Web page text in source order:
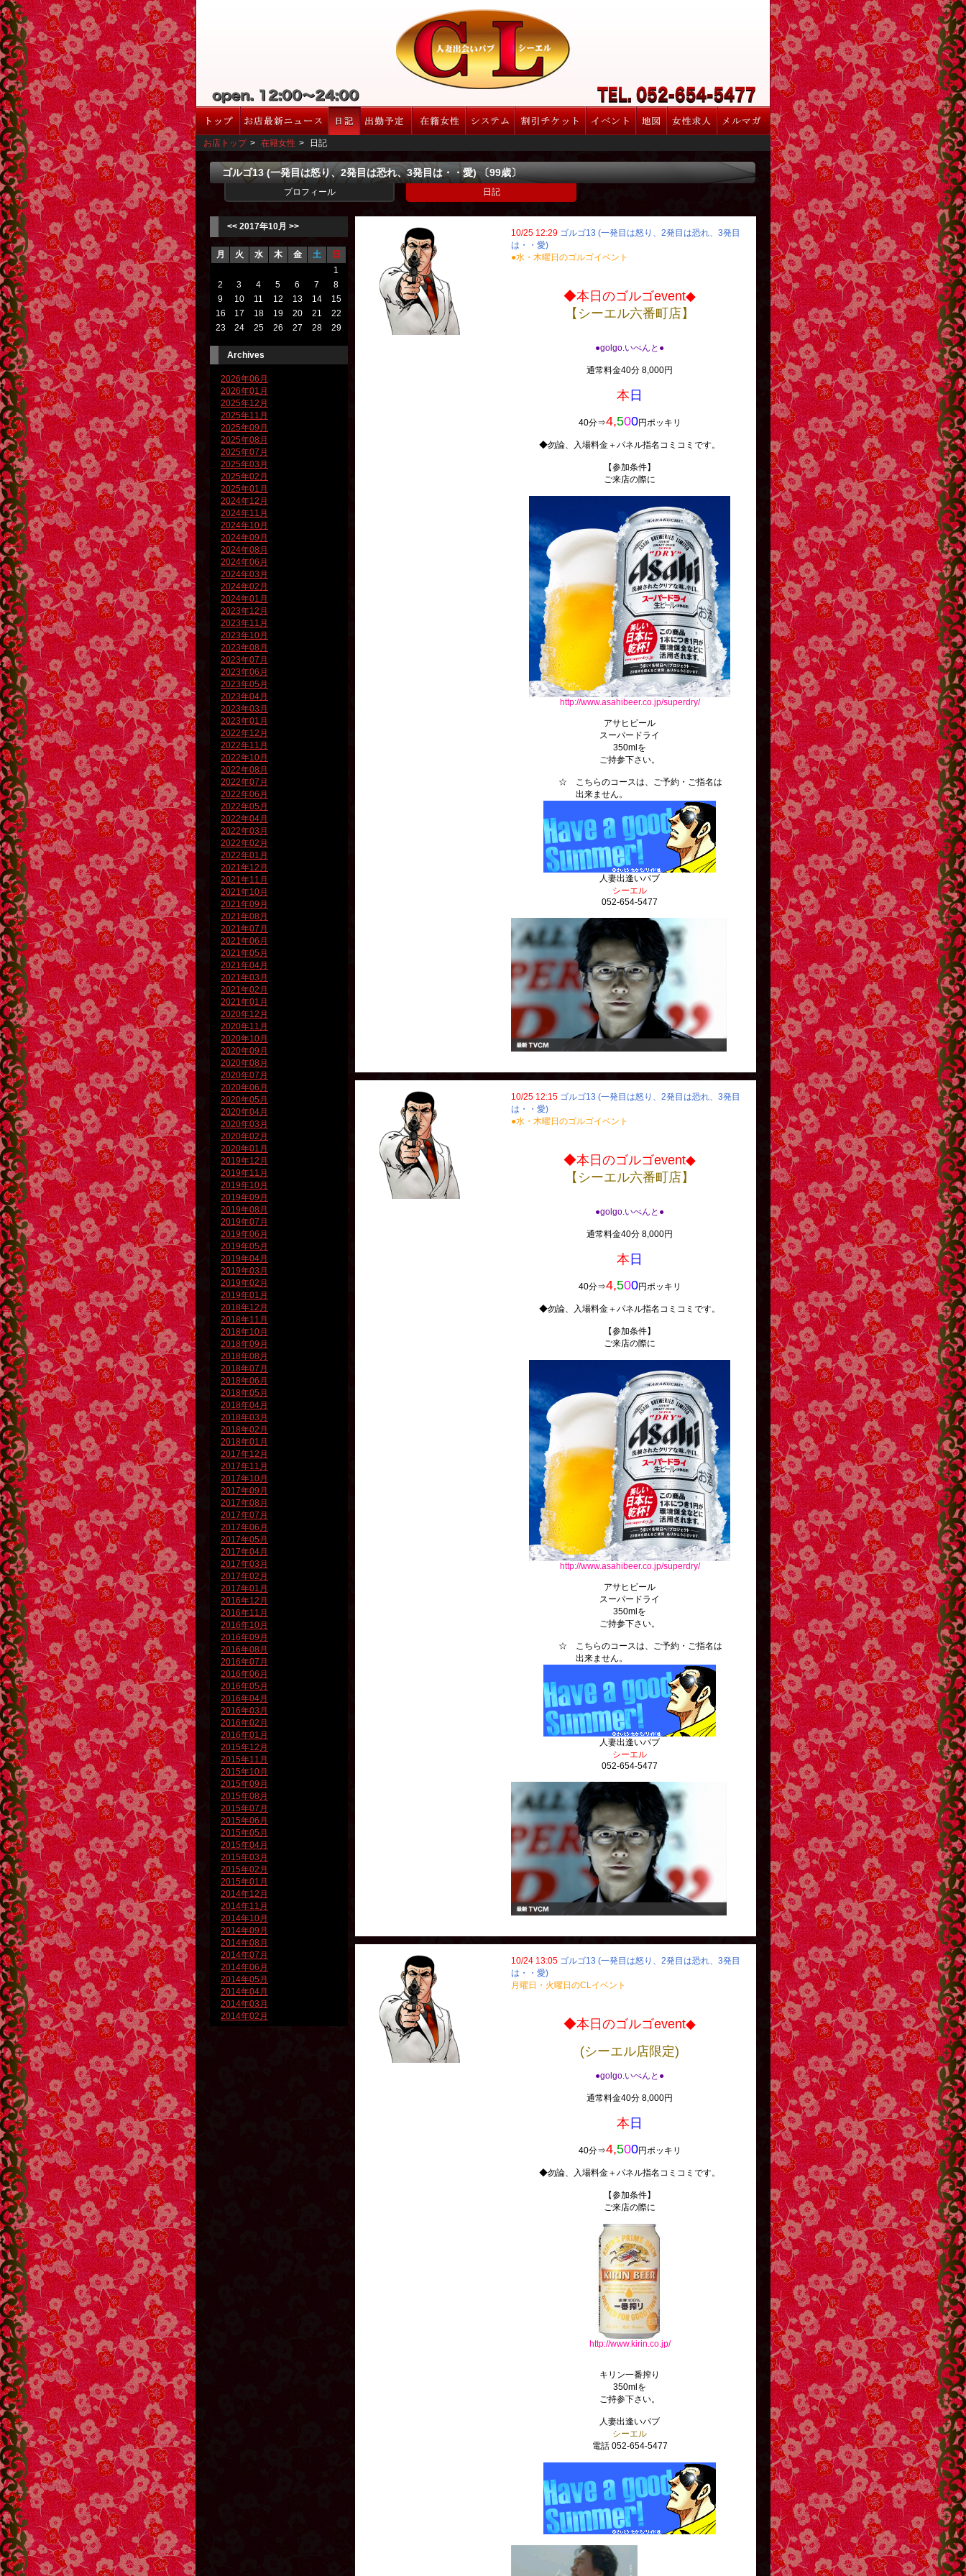
お店トップ > 在籍女性 > 日記
ゴルゴ13 (一発目は怒り、2発目は恐れ、3発目は・・愛) 〔99歳〕
プロフィール 日記
<< 2017年10月 >>
月 火 水 木 金 土
日
1
2
3 4 5 6 7
8
9
10 11 12 13 14
15
16
17 18 19 20 21
22
23
24 25 26 27 28 29
Archives
2026年06月
2026年01月
2025年12月
2025年11月
2025年09月
2025年08月
2025年07月
2025年03月
2025年02月
2025年01月
2024年12月
2024年11月
2024年10月
2024年09月
2024年08月
2024年06月
2024年03月
2024年02月
2024年01月
2023年12月
2023年11月
2023年10月
2023年08月
2023年07月
2023年06月
2023年05月
2023年04月
2023年03月
2023年01月
2022年12月
2022年11月
2022年10月
2022年08月
2022年07月
2022年06月
2022年05月
2022年04月
2022年03月
2022年02月
2022年01月
2021年12月
2021年11月
2021年10月
2021年09月
2021年08月
2021年07月
2021年06月
2021年05月
2021年04月
2021年03月
2021年02月
2021年01月
2020年12月
2020年11月
2020年10月
2020年09月
2020年08月
2020年07月
2020年06月
2020年05月
2020年04月
2020年03月
2020年02月
2020年01月
2019年12月
2019年11月
2019年10月
2019年09月
2019年08月
2019年07月
2019年06月
2019年05月
2019年04月
2019年03月
2019年02月
2019年01月
2018年12月
2018年11月
2018年10月
2018年09月
2018年08月
2018年07月
2018年06月
2018年05月
2018年04月
2018年03月
2018年02月
2018年01月
2017年12月
2017年11月
2017年10月
2017年09月
2017年08月
2017年07月
2017年06月
2017年05月
2017年04月
2017年03月
2017年02月
2017年01月
2016年12月
2016年11月
2016年10月
2016年09月
2016年08月
2016年07月
2016年06月
2016年05月
2016年04月
2016年03月
2016年02月
2016年01月
2015年12月
2015年11月
2015年10月
2015年09月
2015年08月
2015年07月
2015年06月
2015年05月
2015年04月
2015年03月
2015年02月
2015年01月
2014年12月
2014年11月
2014年10月
2014年09月
2014年08月
2014年07月
2014年06月
2014年05月
2014年04月
2014年03月
2014年02月
10/25 12:29 ゴルゴ13 (一発目は怒り、2発目は恐れ、3発目
は・・愛)
●水・木曜日のゴルゴイベント
◆本日のゴルゴevent◆
【シーエル六番町店】
●golgo.いべんと●
通常料金40分 8,000円
本 日
40分⇒4,500円ポッキリ
◆勿論、入場料金＋パネル指名コミコミです。
【参加条件】
ご来店の際に
http://www.asahibeer.co.jp/superdry/
アサヒビール
スーパードライ
350mlを
ご持参下さい。
☆ こちらのコースは、ご予約・ご指名は
出来ません。
人妻出逢いパブ
シーエル
052-654-5477
10/25 12:15 ゴルゴ13 (一発目は怒り、2発目は恐れ、3発目
は・・愛)
●水・木曜日のゴルゴイベント
◆本日のゴルゴevent◆
【シーエル六番町店】
●golgo.いべんと●
通常料金40分 8,000円
本 日
40分⇒4,500円ポッキリ
◆勿論、入場料金＋パネル指名コミコミです。
【参加条件】
ご来店の際に
http://www.asahibeer.co.jp/superdry/
アサヒビール
スーパードライ
350mlを
ご持参下さい。
☆ こちらのコースは、ご予約・ご指名は
出来ません。
人妻出逢いパブ
シーエル
052-654-5477
10/24 13:05 ゴルゴ13 (一発目は怒り、2発目は恐れ、3発目
は・・愛)
月曜日・火曜日のCLイベント
◆本日のゴルゴevent◆
(シーエル店限定)
●golgo.いべんと●
通常料金40分 8,000円
本 日
40分⇒4,500円ポッキリ
◆勿論、入場料金＋パネル指名コミコミです。
【参加条件】
ご来店の際に
http://www.kirin.co.jp/
キリン一番搾り
350mlを
ご持参下さい。
人妻出逢いパブ
シーエル
電話 052-654-5477